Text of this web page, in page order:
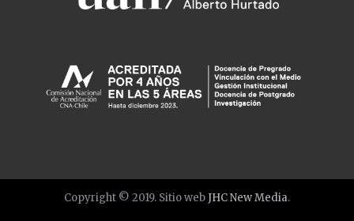
Copyright © 2019. Sitio webJHC New Media.